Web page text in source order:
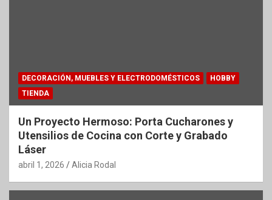
DECORACIÓN, MUEBLES Y ELECTRODOMÉSTICOS
HOBBY
TIENDA
Un Proyecto Hermoso: Porta Cucharones y
Utensilios de Cocina con Corte y Grabado
Láser
abril 1, 2026 Alicia Rodal